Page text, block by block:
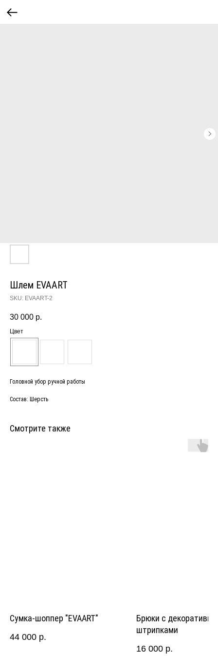
Шлем EVAART
SKU: EVAART-2
30 000 р.
Цвет
Головной убор ручной работы
Состав: Шерсть
Смотрите также
Сумка-шоппер "EVAART"
44 000 р.
Брюки с
штрипками
16 000 р.